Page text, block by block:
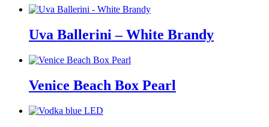
Uva Ballerini – White Brandy
Venice Beach Box Pearl